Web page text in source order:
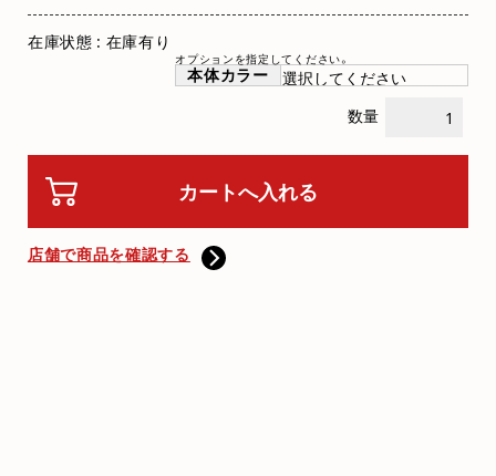
在庫状態 : 在庫有り
オプションを指定してください。
本体カラー
数量
店舗で商品を確認する